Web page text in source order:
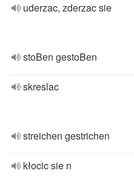
uderzac, zderzac sie
stoBen gestoBen
skreslac
streichen gestrichen
kłocic sie n